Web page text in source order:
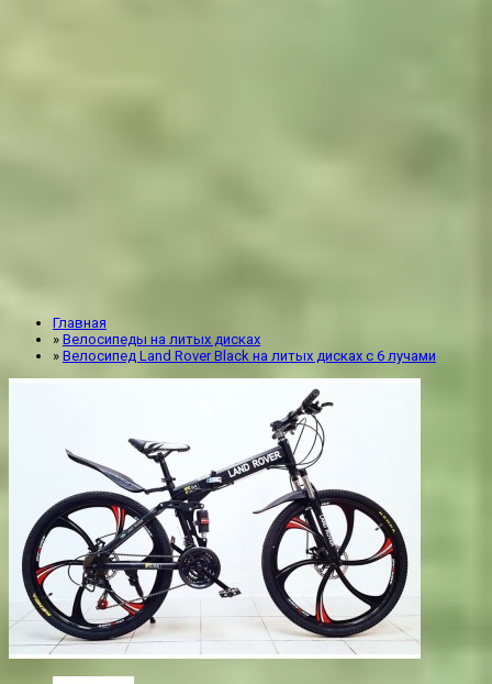
Главная
» Велосипеды на литых дисках
» Велосипед Land Rover Black на литых дисках с 6 лучами